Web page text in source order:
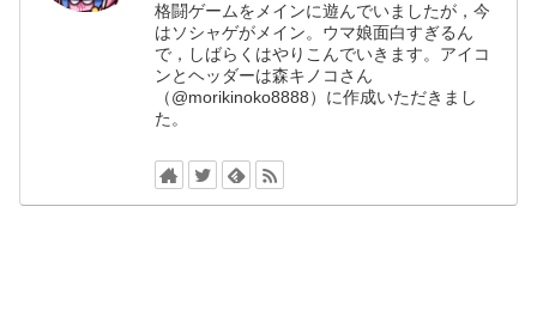
格闘ゲームをメインに遊んでいましたが，今
はソシャゲがメイン。ウマ娘面白すぎるん
で，しばらくはやりこんでいきます。アイコ
ンとヘッダーは森キノコさん
（@morikinoko8888）に作成いただきまし
た。